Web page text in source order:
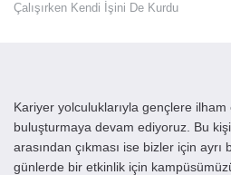
Çalışırken Kendi İşini De Kurdu
Kariyer yolculuklarıyla gençlere
buluşturmaya devam ediyoruz. Bu
arasından çıkması ise bizler için
günlerde bir etkinlik için